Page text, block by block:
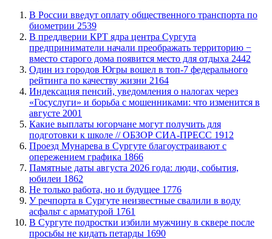
В России введут оплату общественного транспорта по
биометрии 2539
​В преддверии КРТ ядра центра Сургута
предприниматели начали преображать территорию −
вместо старого дома появится место для отдыха 2442
Один из городов Югры вошел в топ-7 федерального
рейтинга по качеству жизни 2164
​Индексация пенсий, уведомления о налогах через
«Госуслуги» и борьба с мошенниками: что изменится в
августе 2001
Какие выплаты югорчане могут получить для
подготовки к школе // ОБЗОР СИА-ПРЕСС 1912
​Проезд Мунарева в Сургуте благоустраивают с
опережением графика 1866
​Памятные даты августа 2026 года: люди, события,
юбилеи 1862
​Не только работа, но и будущее 1776
​У речпорта в Сургуте неизвестные свалили в воду
асфальт с арматурой 1761
В Сургуте подростки избили мужчину в сквере после
просьбы не кидать петарды 1690